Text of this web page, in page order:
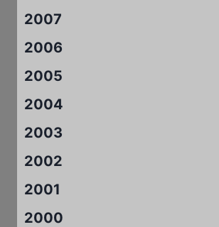
2007
2006
2005
2004
2003
2002
2001
2000